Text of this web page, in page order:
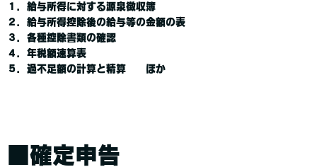
１．給与所得に対する源泉徴収簿
２．給与所得控除後の給与等の金額の表
３．各種控除書類の確認
４．年税額速算表
５．過不足額の計算と精算 ほか
■確定申告